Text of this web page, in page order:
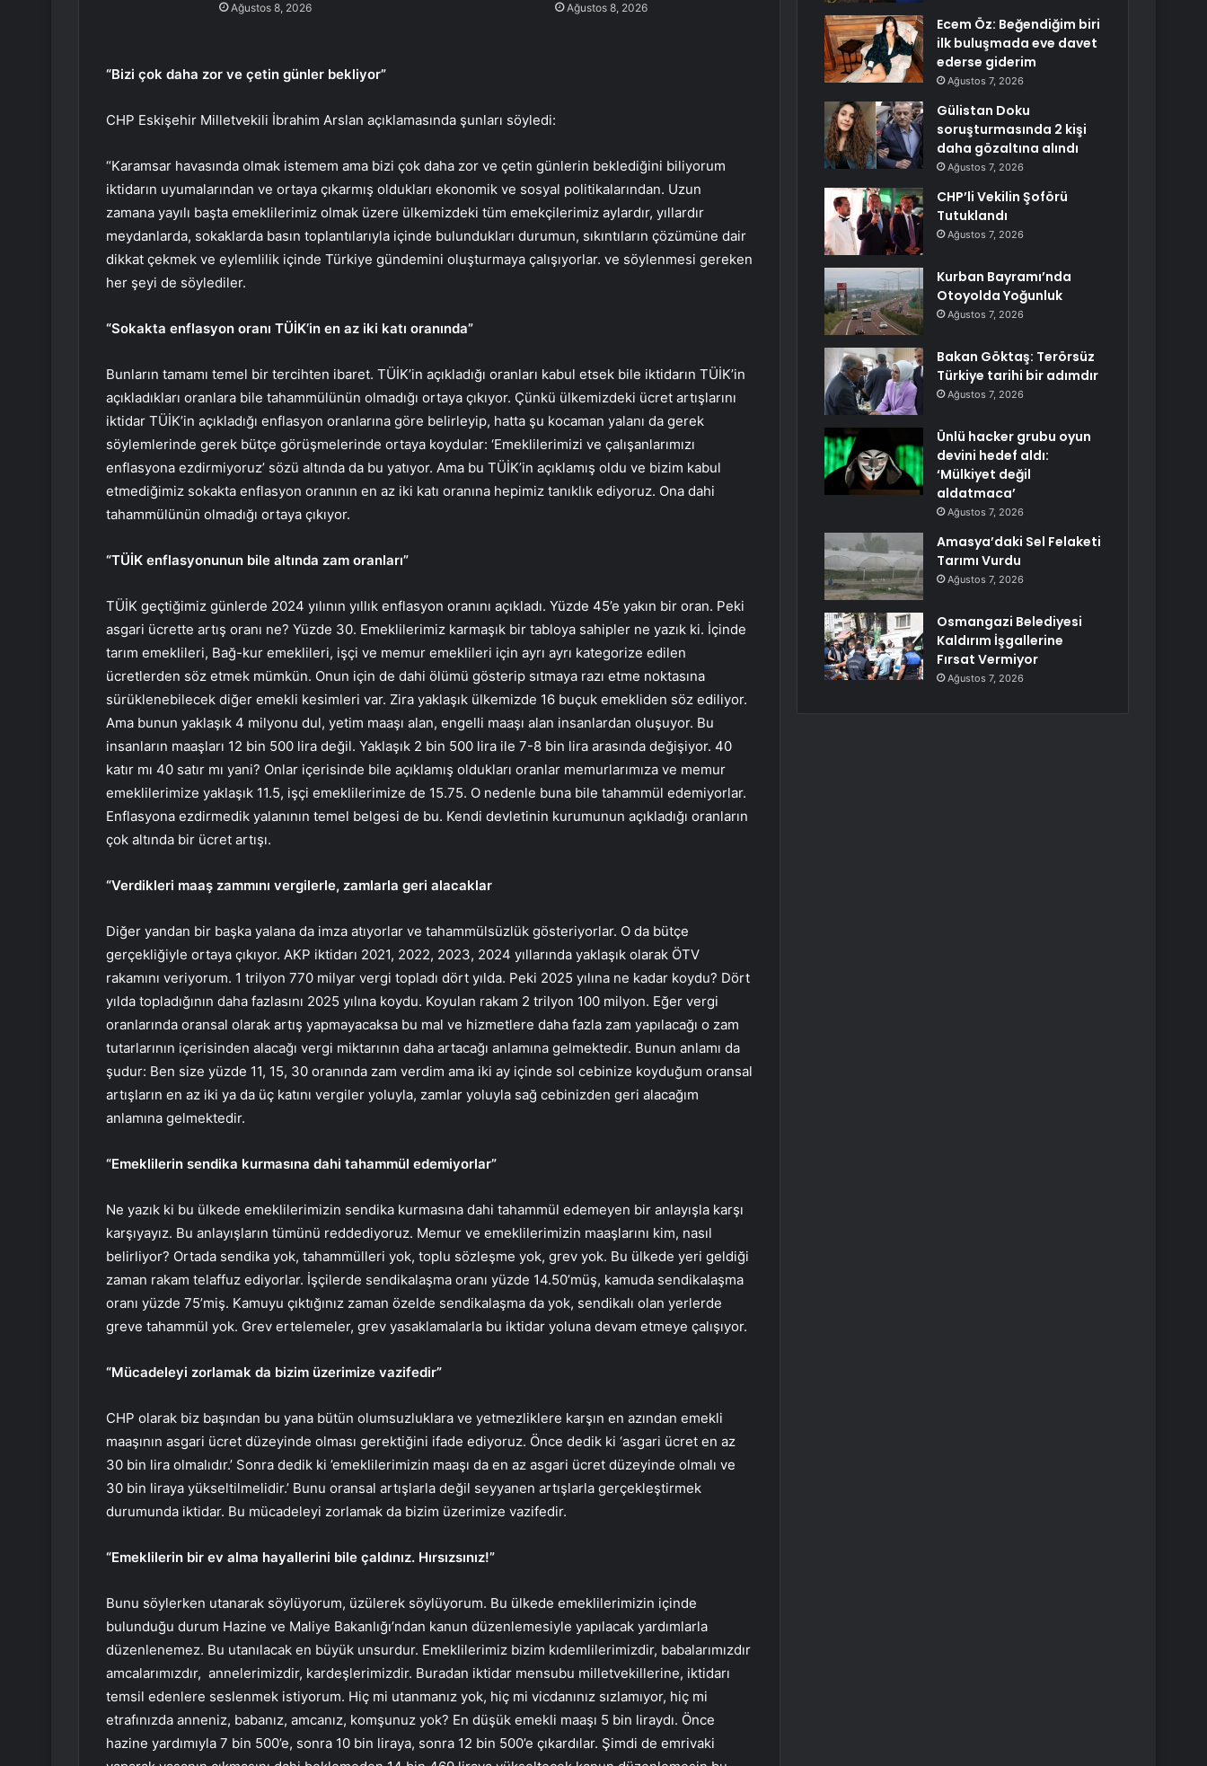
Ağustos 8, 2026 Ağustos 8, 2026
“Bizi çok daha zor ve çetin günler bekliyor”
CHP Eskişehir Milletvekili İbrahim Arslan açıklamasında şunları söyledi:
“Karamsar havasında olmak istemem ama bizi çok daha zor ve çetin günlerin beklediğini biliyorum
iktidarın uyumalarından ve ortaya çıkarmış oldukları ekonomik ve sosyal politikalarından. Uzun
zamana yayılı başta emeklilerimiz olmak üzere ülkemizdeki tüm emekçilerimiz aylardır, yıllardır
meydanlarda, sokaklarda basın toplantılarıyla içinde bulundukları durumun, sıkıntıların çözümüne dair
dikkat çekmek ve eylemlilik içinde Türkiye gündemini oluşturmaya çalışıyorlar. ve söylenmesi gereken
her şeyi de söylediler.
“Sokakta enflasyon oranı TÜİK’in en az iki katı oranında”
Bunların tamamı temel bir tercihten ibaret. TÜİK’in açıkladığı oranları kabul etsek bile iktidarın TÜİK’in
açıkladıkları oranlara bile tahammülünün olmadığı ortaya çıkıyor. Çünkü ülkemizdeki ücret artışlarını
iktidar TÜİK’in açıkladığı enflasyon oranlarına göre belirleyip, hatta şu kocaman yalanı da gerek
söylemlerinde gerek bütçe görüşmelerinde ortaya koydular: ‘Emeklilerimizi ve çalışanlarımızı
enflasyona ezdirmiyoruz’ sözü altında da bu yatıyor. Ama bu TÜİK’in açıklamış oldu ve bizim kabul
etmediğimiz sokakta enflasyon oranının en az iki katı oranına hepimiz tanıklık ediyoruz. Ona dahi
tahammülünün olmadığı ortaya çıkıyor.
“TÜİK enflasyonunun bile altında zam oranları”
TÜİK geçtiğimiz günlerde 2024 yılının yıllık enflasyon oranını açıkladı. Yüzde 45’e yakın bir oran. Peki
asgari ücrette artış oranı ne? Yüzde 30. Emeklilerimiz karmaşık bir tabloya sahipler ne yazık ki. İçinde
tarım emeklileri, Bağ-kur emeklileri, işçi ve memur emeklileri için ayrı ayrı kategorize edilen
ücretlerden söz etmek mümkün. Onun için de dahi ölümü gösterip sıtmaya razı etme noktasına
sürüklenebilecek diğer emekli kesimleri var. Zira yaklaşık ülkemizde 16 buçuk emekliden söz ediliyor.
Ama bunun yaklaşık 4 milyonu dul, yetim maaşı alan, engelli maaşı alan insanlardan oluşuyor. Bu
insanların maaşları 12 bin 500 lira değil. Yaklaşık 2 bin 500 lira ile 7-8 bin lira arasında değişiyor. 40
katır mı 40 satır mı yani? Onlar içerisinde bile açıklamış oldukları oranlar memurlarımıza ve memur
emeklilerimize yaklaşık 11.5, işçi emeklilerimize de 15.75. O nedenle buna bile tahammül edemiyorlar.
Enflasyona ezdirmedik yalanının temel belgesi de bu. Kendi devletinin kurumunun açıkladığı oranların
çok altında bir ücret artışı.
“Verdikleri maaş zammını vergilerle, zamlarla geri alacaklar
Diğer yandan bir başka yalana da imza atıyorlar ve tahammülsüzlük gösteriyorlar. O da bütçe
gerçekliğiyle ortaya çıkıyor. AKP iktidarı 2021, 2022, 2023, 2024 yıllarında yaklaşık olarak ÖTV
rakamını veriyorum. 1 trilyon 770 milyar vergi topladı dört yılda. Peki 2025 yılına ne kadar koydu? Dört
yılda topladığının daha fazlasını 2025 yılına koydu. Koyulan rakam 2 trilyon 100 milyon. Eğer vergi
oranlarında oransal olarak artış yapmayacaksa bu mal ve hizmetlere daha fazla zam yapılacağı o zam
tutarlarının içerisinden alacağı vergi miktarının daha artacağı anlamına gelmektedir. Bunun anlamı da
şudur: Ben size yüzde 11, 15, 30 oranında zam verdim ama iki ay içinde sol cebinize koyduğum oransal
artışların en az iki ya da üç katını vergiler yoluyla, zamlar yoluyla sağ cebinizden geri alacağım
anlamına gelmektedir.
“Emeklilerin sendika kurmasına dahi tahammül edemiyorlar”
Ne yazık ki bu ülkede emeklilerimizin sendika kurmasına dahi tahammül edemeyen bir anlayışla karşı
karşıyayız. Bu anlayışların tümünü reddediyoruz. Memur ve emeklilerimizin maaşlarını kim, nasıl
belirliyor? Ortada sendika yok, tahammülleri yok, toplu sözleşme yok, grev yok. Bu ülkede yeri geldiği
zaman rakam telaffuz ediyorlar. İşçilerde sendikalaşma oranı yüzde 14.50’müş, kamuda sendikalaşma
oranı yüzde 75’miş. Kamuyu çıktığınız zaman özelde sendikalaşma da yok, sendikalı olan yerlerde
greve tahammül yok. Grev ertelemeler, grev yasaklamalarla bu iktidar yoluna devam etmeye çalışıyor.
“Mücadeleyi zorlamak da bizim üzerimize vazifedir”
CHP olarak biz başından bu yana bütün olumsuzluklara ve yetmezliklere karşın en azından emekli
maaşının asgari ücret düzeyinde olması gerektiğini ifade ediyoruz. Önce dedik ki ‘asgari ücret en az
30 bin lira olmalıdır.’ Sonra dedik ki ’emeklilerimizin maaşı da en az asgari ücret düzeyinde olmalı ve
30 bin liraya yükseltilmelidir.’ Bunu oransal artışlarla değil seyyanen artışlarla gerçekleştirmek
durumunda iktidar. Bu mücadeleyi zorlamak da bizim üzerimize vazifedir.
“Emeklilerin bir ev alma hayallerini bile çaldınız. Hırsızsınız!”
Bunu söylerken utanarak söylüyorum, üzülerek söylüyorum. Bu ülkede emeklilerimizin içinde
bulunduğu durum Hazine ve Maliye Bakanlığı’ndan kanun düzenlemesiyle yapılacak yardımlarla
düzenlenemez. Bu utanılacak en büyük unsurdur. Emeklilerimiz bizim kıdemlilerimizdir, babalarımızdır
amcalarımızdır, annelerimizdir, kardeşlerimizdir. Buradan iktidar mensubu milletvekillerine, iktidarı
temsil edenlere seslenmek istiyorum. Hiç mi utanmanız yok, hiç mi vicdanınız sızlamıyor, hiç mi
etrafınızda anneniz, babanız, amcanız, komşunuz yok? En düşük emekli maaşı 5 bin liraydı. Önce
hazine yardımıyla 7 bin 500’e, sonra 10 bin liraya, sonra 12 bin 500’e çıkardılar. Şimdi de emrivaki
Ecem Öz: Beğendiğim biri
ilk buluşmada eve davet
ederse giderim
Ağustos 7, 2026
Gülistan Doku
soruşturmasında 2 kişi
daha gözaltına alındı
Ağustos 7, 2026
CHP’li Vekilin Şoförü
Tutuklandı
Ağustos 7, 2026
Kurban Bayramı’nda
Otoyolda Yoğunluk
Ağustos 7, 2026
Bakan Göktaş: Terörsüz
Türkiye tarihi bir adımdır
Ağustos 7, 2026
Ünlü hacker grubu oyun
devini hedef aldı:
‘Mülkiyet değil
aldatmaca’
Ağustos 7, 2026
Amasya’daki Sel Felaketi
Tarımı Vurdu
Ağustos 7, 2026
Osmangazi Belediyesi
Kaldırım İşgallerine
Fırsat Vermiyor
Ağustos 7, 2026